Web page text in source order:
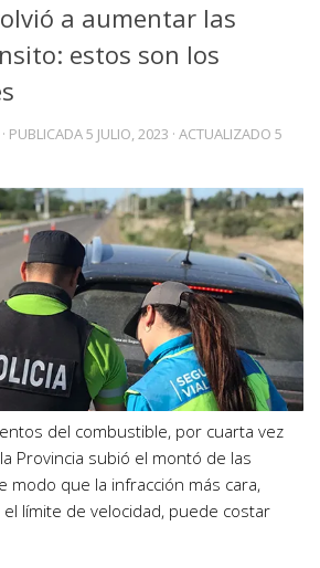
a aumentar las
estos son los
· PUBLICADA5 JULIO, 2023 · ACTUALIZADO 5
del combustible, por cuarta vez
Provincia subió el montó de las
modo que la infracción más cara,
límite de velocidad, puede costar